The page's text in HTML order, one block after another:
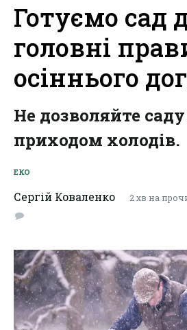
Готуємо сад
головні
осіннього
Не дозволяйте
приходом холодів.
ЕКО
Сергій Коваленко 2 хв на